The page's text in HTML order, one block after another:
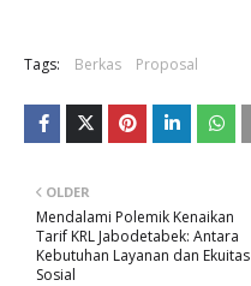
Tags: Berkas Proposal
OLDER
Mendalami Polemik Kenaikan
Tarif KRL Jabodetabek: Antara
Kebutuhan Layanan dan Ekuitas
Sosial